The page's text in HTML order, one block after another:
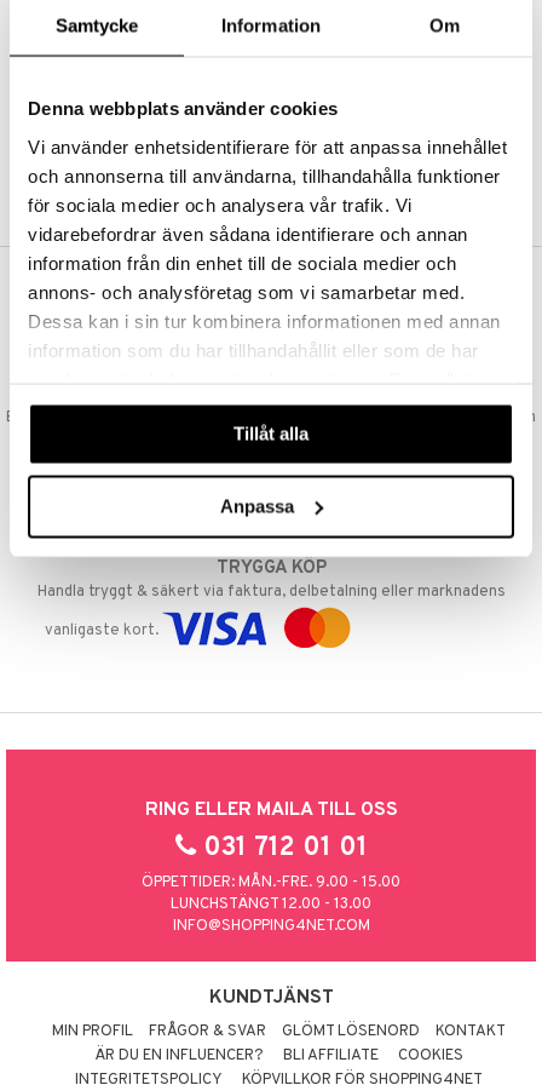
Samtycke Information Om
Denna webbplats använder cookies
Vi använder enhetsidentifierare för att anpassa innehållet
och annonserna till användarna, tillhandahålla funktioner
för sociala medier och analysera vår trafik. Vi
vidarebefordrar även sådana identifierare och annan
information från din enhet till de sociala medier och
annons- och analysföretag som vi samarbetar med.
Dessa kan i sin tur kombinera informationen med annan
information som du har tillhandahållit eller som de har
våra cookies vid fortsatt användande av vår webbplats.
Tillåt alla
Anpassa
Abonnemang
Bevaka produkter
Recensera produkter
SKAPA KUND
VAD KOSTAR FRAKTEN?
Vi erbjuder fri frakt från 350 kr. Vår gräns för fraktfri leverans bestäms
utifån vilken avdelning du handlar från. Läs mer här »
Beställningar lagda före 14:00 (gäller varor i lager) skickas normalt ut från
oss samma dag.
GODKÄND AV LÄKEMEDELSVERKET
EU-logotypen är symbolen som visar att vi är godkända av
TRYGGA KÖP
Handla tryggt & säkert via faktura, delbetalning eller marknadens
vanligaste kort.
RING ELLER MAILA TILL OSS
031 712 01 01
ÖPPETTIDER: MÅN.-FRE. 9.00 - 15.00
LUNCHSTÄNGT 12.00 - 13.00
INFO@SHOPPING4NET.COM
KUNDTJÄNST
MIN PROFIL FRÅGOR & SVAR GLÖMT LÖSENORD
KONTAKT
ÄR DU EN INFLUENCER?
BLI AFFILIATE
COOKIES
INTEGRITETSPOLICY
KÖPVILLKOR FÖR SHOPPING4NET